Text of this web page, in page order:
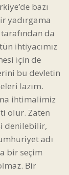
bazı
yadırgama
da
ihtiyacımız
için de
bu devletin
lazım.
ihtimalimiz
olur. Zaten
denilebilir,
adı
bir seçim
Bir